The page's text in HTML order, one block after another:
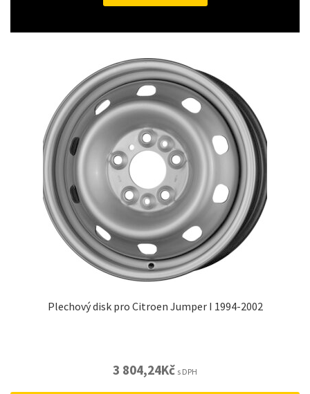
Plechový disk pro Citroen Jumper I 1994-2002
3 804,24Kč s DPH